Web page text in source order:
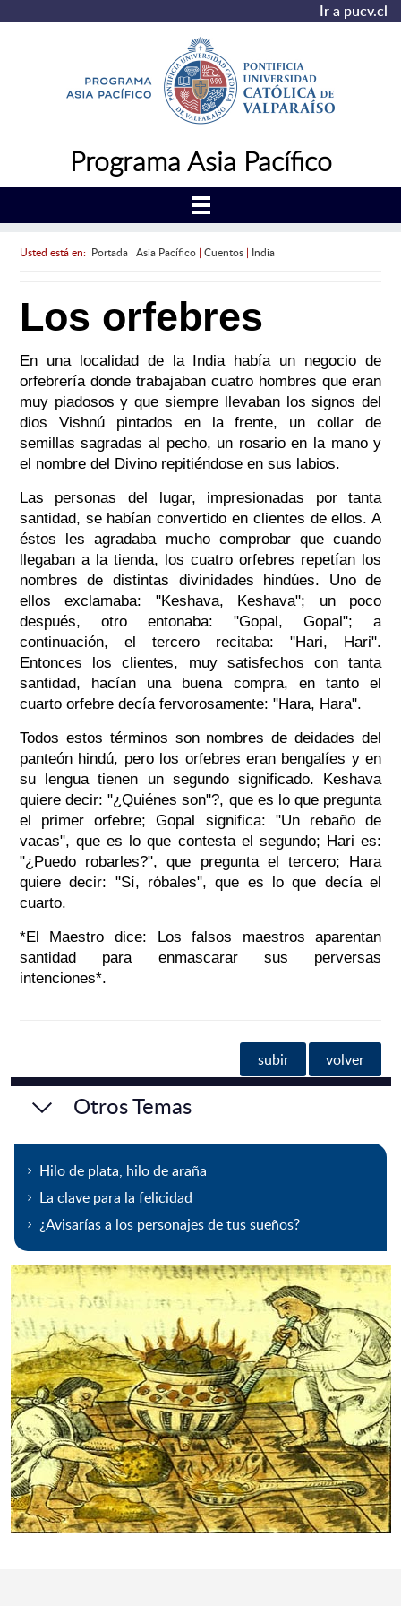
Ir a pucv.cl
Programa Asia Pacífico
Usted está en: Portada| Asia Pacífico| Cuentos| India
Los orfebres
En una localidad de la India había un negocio de
orfebrería donde trabajaban cuatro hombres que eran
muy piadosos y que siempre llevaban los signos del
dios Vishnú pintados en la frente, un collar de
semillas sagradas al pecho, un rosario en la mano y
el nombre del Divino repitiéndose en sus labios.
Las personas del lugar, impresionadas por tanta
santidad, se habían convertido en clientes de ellos. A
éstos les agradaba mucho comprobar que cuando
llegaban a la tienda, los cuatro orfebres repetían los
nombres de distintas divinidades hindúes. Uno de
ellos exclamaba: "Keshava, Keshava"; un poco
después, otro entonaba: "Gopal, Gopal"; a
continuación, el tercero recitaba: "Hari, Hari".
Entonces los clientes, muy satisfechos con tanta
santidad, hacían una buena compra, en tanto el
cuarto orfebre decía fervorosamente: "Hara, Hara".
Todos estos términos son nombres de deidades del
panteón hindú, pero los orfebres eran bengalíes y en
su lengua tienen un segundo significado. Keshava
quiere decir: "¿Quiénes son"?, que es lo que pregunta
el primer orfebre; Gopal significa: "Un rebaño de
vacas", que es lo que contesta el segundo; Hari es:
"¿Puedo robarles?", que pregunta el tercero; Hara
quiere decir: "Sí, róbales", que es lo que decía el
cuarto.
*El Maestro dice: Los falsos maestros aparentan
santidad para enmascarar sus perversas
intenciones*.
subir volver
Otros Temas
Hilo de plata, hilo de araña
La clave para la felicidad
¿Avisarías a los personajes de tus sueños?